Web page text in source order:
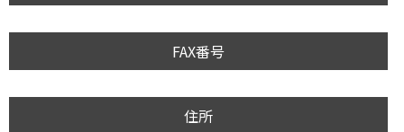
FAX番号
住所